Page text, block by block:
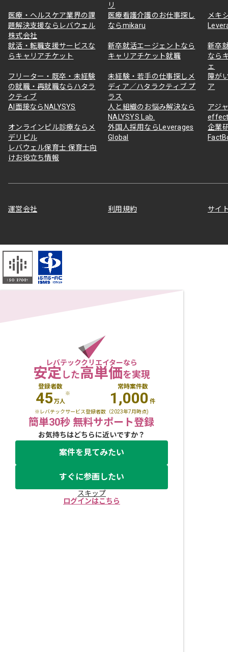
リ
医療・ヘルスケア業界の課
題解決支援ならレバウェル
株式会社
医療看護介護のお仕事探し
ならmikaru
メキ
就活・転職支援サービスな
らキャリアチケット
新卒就活エージェントなら
キャリアチケット就職
新卒
なら
ェ
フリーター・既卒・未経験
の就職・再就職ならハタラ
クティブ
未経験・若手の仕事探しメ
ディア／ハタラクティブ プ
ラス
障が
ア
AI面接ならNALYSYS
人と組織のお悩み解決なら
NALYSYS Lab.
アジ
オンラインピル診療ならメ
デリピル
外国人採用ならLeverages
Global
企業
レバウェル保育士 保育士向
けお役立ち情報
運営会社 利用規約 サイ
レバテッククリエイターなら
安定した高単価を実現
登録者数
45万人
※
常時案件数
1,000 件
※レバテックサービス登録者数（2023年7月時点)
簡単30秒 無料サポート登録
お気持ちはどちらに近いですか？
案件を見てみたい
すぐに参画したい
スキップ
ログインはこちら